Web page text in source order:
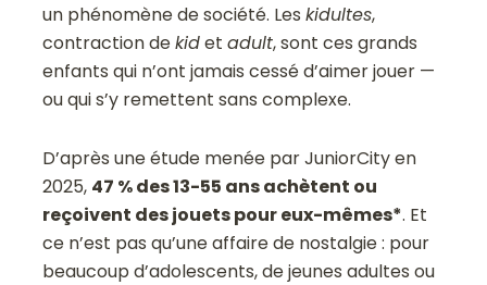
un phénomène de société. Leskidultes,
contraction dekidetadult, sont ces grands
enfants qui n’ont jamais cessé d’aimer jouer —
ou qui s’y remettent sans complexe.
D’après une étude menée par JuniorCity en
2025, 47 % des 13-55 ans achètent ou
reçoivent des jouets pour eux-mêmes*. Et
ce n’est pas qu’une affaire de nostalgie : pour
beaucoup d’adolescents, de jeunes adultes ou